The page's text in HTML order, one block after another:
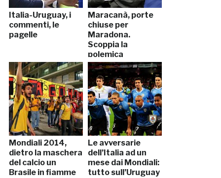
Italia-Uruguay, i
commenti, le
pagelle
Maracanà, porte
chiuse per
Maradona.
Scoppia la
polemica
Mondiali 2014,
dietro la maschera
del calcio un
Brasile in fiamme
Le avversarie
dell’Italia ad un
mese dai Mondiali:
tutto sull’Uruguay